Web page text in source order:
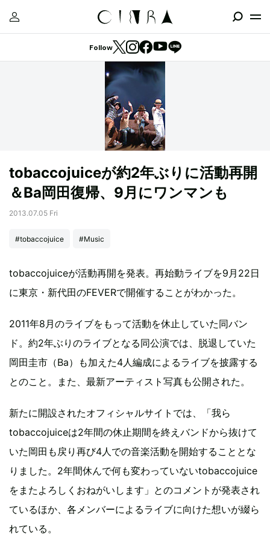
Follow
tobaccojuiceが約2年ぶりに活動再開
＆Ba岡田復帰、9月にワンマンも
2013.07.05 Fri
#tobaccojuice #Music
tobaccojuiceが活動再開を発表。再始動ライブを9月22日
に東京・新代田のFEVERで開催することがわかった。
2011年8月のライブをもって活動を休止していた同バン
ド。約2年ぶりのライブとなる同公演では、脱退していた
岡田圭市（Ba）も加えた4人編成によるライブを披露する
とのこと。また、最新アーティスト写真も公開された。
新たに開設されたオフィシャルサイトでは、「我ら
tobaccojuiceは2年間の休止期間を終えバンドから抜けて
いた岡田も戻り再び4人での音楽活動を開始することとな
りました。2年間休んで何も変わっていないtobaccojuice
をまたよろしくおねがいします」とのコメントが発表され
ているほか、各メンバーによるライブに向けた想いが綴ら
れている。